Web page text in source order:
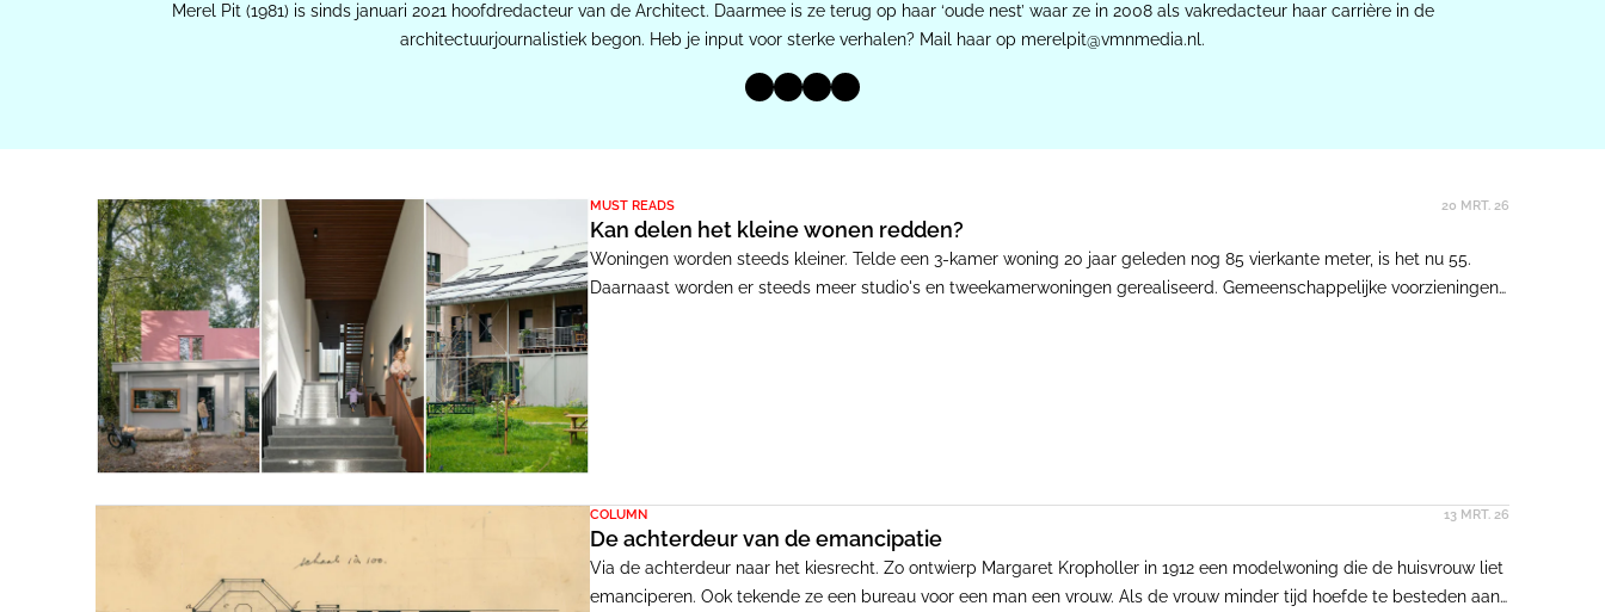
Merel Pit (1981) is sinds januari 2021 hoofdredacteur van de Architect. Daarmee is ze terug op haar ‘oude nest’ waar ze in 2008 als vakredacteur haar carrière in de
architectuurjournalistiek begon. Heb je input voor sterke verhalen? Mail haar op merelpit@vmnmedia.nl.
MUST READS 20 MRT. 26
Kan delen het kleine wonen redden?
Woningen worden steeds kleiner. Telde een 3-kamer woning 20 jaar geleden nog 85 vierkante meter, is het nu 55.
Daarnaast worden er steeds meer studio's en tweekamerwoningen gerealiseerd. Gemeenschappelijke voorzieningen
COLUMN 13 MRT. 26
De achterdeur van de emancipatie
Via de achterdeur naar het kiesrecht. Zo ontwierp Margaret Kropholler in 1912 een modelwoning die de huisvrouw liet
emanciperen. Ook tekende ze een bureau voor een man een vrouw. Als de vrouw minder tijd hoefde te besteden aan